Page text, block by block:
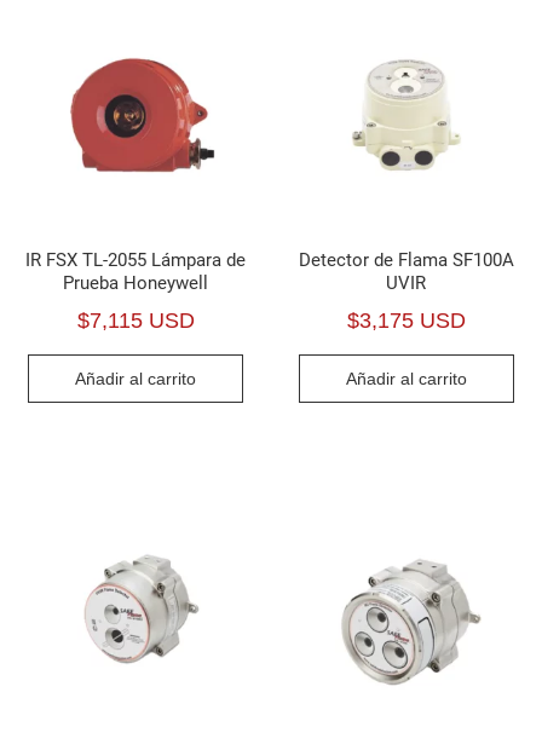
IR FSX TL-2055 Lámpara de
Prueba Honeywell
$7,115 USD
Añadir al carrito
Detector de Flama SF100A
UVIR
$3,175 USD
Añadir al carrito